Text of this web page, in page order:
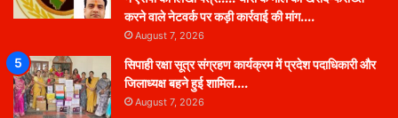
करने वाले नेटवर्क पर कड़ी कार्रवाई की मांग….
August 7, 2026
सिपाही रक्षा सूत्र संग्रहण कार्यक्रम में प्रदेश पदाधिकारी और
जिलाध्यक्ष बहने हुई शामिल….
August 7, 2026